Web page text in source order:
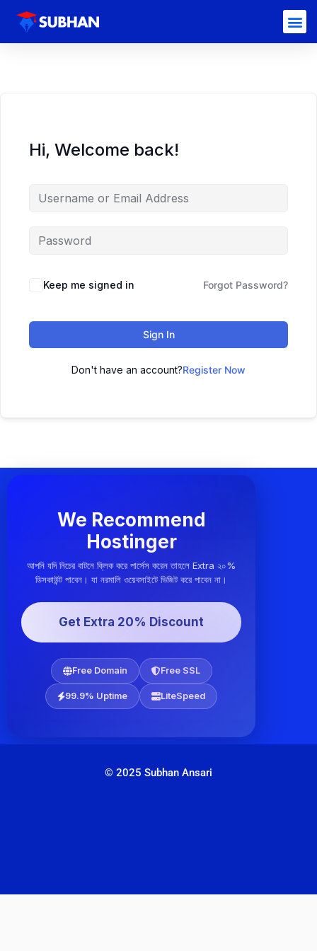
Hi, Welcome back!
Keep me signed in Forgot Password?
Sign In
Don't have an account?Register Now
We Recommend
Hostinger
আপনি যদি নিচের বাটনে ক্লিক করে পার্সেস করেন তাহলে Extra ২০%
ডিসকাউন্ট পাবেন। যা নরমালি ওয়েবসাইটে ভিজিট করে পাবেন না।
Get Extra 20% Discount
Free Domain Free SSL
99.9% Uptime LiteSpeed
© 2025 Subhan Ansari